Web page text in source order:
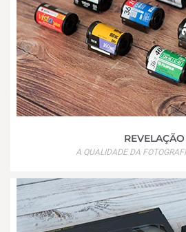
REVELAÇÃO
A QUALIDADE DA